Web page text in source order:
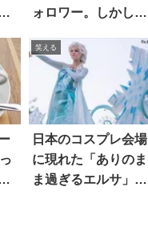
ォロワー。しかし、
笑える
日本のコスプレ会場
に現れた「ありのま
ま過ぎるエルサ」が